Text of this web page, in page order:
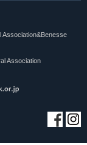
Association